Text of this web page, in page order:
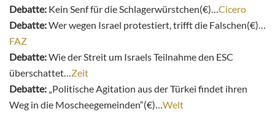
Debatte: Kein Senf für die Schlagerwürstchen(€)…Cicero
Debatte:Wer wegen Israel protestiert, trifft die Falschen(€)…
FAZ
Debatte:Wie der Streit um Israels Teilnahme den ESC
überschattet…Zeit
Debatte: „Politische Agitation aus der Türkei findet ihren
Weg in die Moscheegemeinden“(€)…Welt